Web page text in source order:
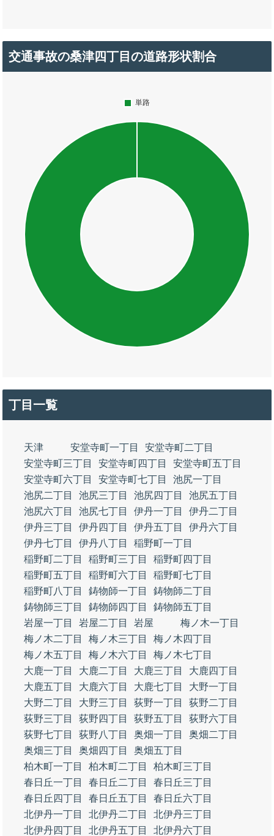
交通事故の桑津四丁目の道路形状割合
丁目一覧
天津 安堂寺町一丁目
安堂寺町二丁目
安堂寺町三丁目
安堂寺町四丁目
安堂寺町五丁目
安堂寺町六丁目
安堂寺町七丁目
池尻一丁目
池尻二丁目
池尻三丁目 池尻四丁目
池尻五丁目
池尻六丁目
池尻七丁目 伊丹一丁目
伊丹二丁目
伊丹三丁目
伊丹四丁目 伊丹五丁目
伊丹六丁目
伊丹七丁目
伊丹八丁目
稲野町一丁目
稲野町二丁目
稲野町三丁目
稲野町四丁目
稲野町五丁目
稲野町六丁目
稲野町七丁目
稲野町八丁目
鋳物師一丁目
鋳物師二丁目
鋳物師三丁目
鋳物師四丁目
鋳物師五丁目
岩屋一丁目
岩屋二丁目 岩屋
梅ノ木一丁目
梅ノ木二丁目
梅ノ木三丁目
梅ノ木四丁目
梅ノ木五丁目
梅ノ木六丁目
梅ノ木七丁目
大鹿一丁目
大鹿二丁目 大鹿三丁目
大鹿四丁目
大鹿五丁目
大鹿六丁目 大鹿七丁目
大野一丁目
大野二丁目
大野三丁目 荻野一丁目
荻野二丁目
荻野三丁目
荻野四丁目 荻野五丁目
荻野六丁目
荻野七丁目
荻野八丁目 奥畑一丁目
奥畑二丁目
奥畑三丁目
奥畑四丁目
奥畑五丁目
柏木町一丁目
柏木町二丁目
柏木町三丁目
春日丘一丁目
春日丘二丁目
春日丘三丁目
春日丘四丁目
春日丘五丁目
春日丘六丁目
北伊丹一丁目
北伊丹二丁目
北伊丹三丁目
北伊丹四丁目
北伊丹五丁目 北伊丹六丁目